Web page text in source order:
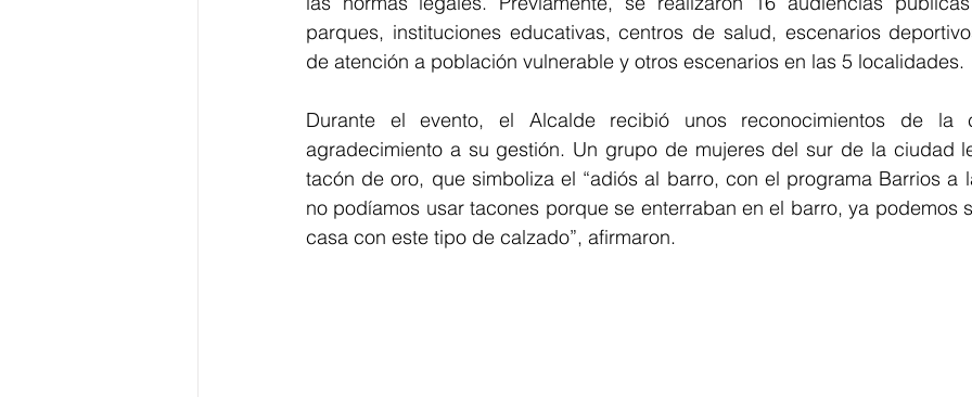
parques, instituciones educativas, centros de salud, escenarios
de atención a población vulnerable y otros escenarios en las 5 localidades.
Durante el evento, el Alcalde recibió unos reconocimientos de la
agradecimiento a su gestión. Un grupo de mujeres del sur de la ciudad
tacón de oro, que simboliza el “adiós al barro, con el programa Barrios a
no podíamos usar tacones porque se enterraban en el barro, ya podemos
casa con este tipo de calzado”, afirmaron.